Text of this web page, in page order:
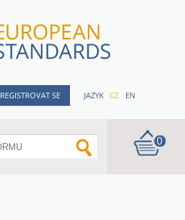
REGISTROVAT SE JAZYK CZ EN
0